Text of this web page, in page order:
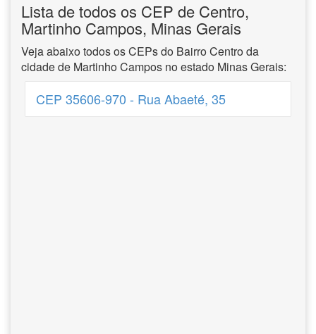
Lista de todos os CEP de Centro,
Martinho Campos, Minas Gerais
Veja abaixo todos os CEPs do Bairro Centro da
cidade de Martinho Campos no estado Minas Gerais:
CEP 35606-970 - Rua Abaeté, 35